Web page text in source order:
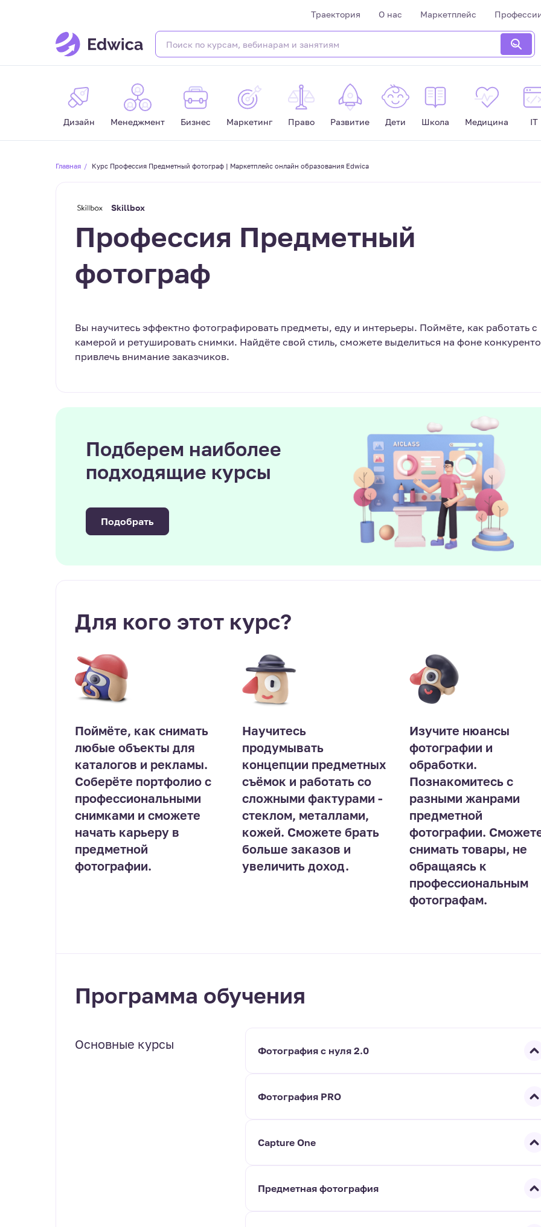
Траектория О нас Маркетплейс
Дизайн Менеджмент Бизнес Маркетинг Право Развитие Дети Школа Медицина IT
Главная Курс Профессия Предметный фотограф | Маркетплейс онлайн образования Edwica
Skillbox
Профессия Предметный
фотограф
Вы научитесь эффектно фотографировать предметы, еду и интерьеры. Поймёте, как работать с
камерой и ретушировать снимки. Найдёте свой стиль, сможете выделиться на фоне
привлечь внимание заказчиков.
Подберем наиболее
подходящие курсы
Подобрать
Для кого этот курс?
Поймёте, как снимать
любые объекты для
каталогов и рекламы.
Соберёте портфолио с
профессиональными
снимками и сможете
начать карьеру в
предметной
фотографии.
Научитесь
продумывать
концепции предметных
съёмок и работать со
сложными фактурами -
стеклом, металлами,
кожей. Сможете брать
больше заказов и
увеличить доход.
Изучите нюансы
фотографии и
обработки.
Познакомитесь с
разными жанрами
предметной
фотографии.
снимать товары, не
обращаясь к
профессиональным
фотографам.
Программа обучения
Основные курсы Фотография с нуля 2.0
Фотография PRO
Capture One
Предметная фотография